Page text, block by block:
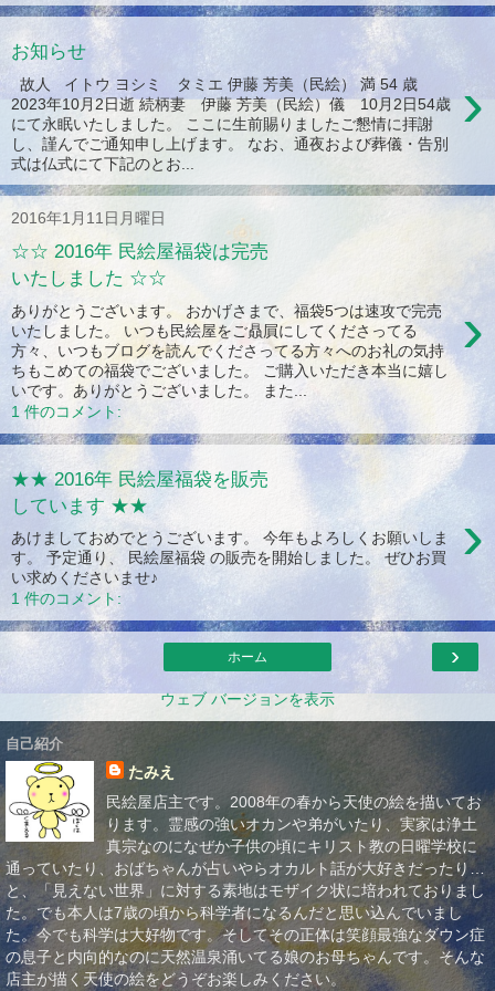
お知らせ
›
故人 イトウ ヨシミ タミエ 伊藤 芳美（民絵） 満 54 歳
2023年10月2日逝 続柄妻 伊藤 芳美（民絵）儀 10月2日54歳
にて永眠いたしました。 ここに生前賜りましたご懇情に拝謝
し、謹んでご通知申し上げます。 なお、通夜および葬儀・告別
式は仏式にて下記のとお...
2016年1月11日月曜日
☆☆ 2016年 民絵屋福袋は完売
いたしました ☆☆
›
ありがとうございます。 おかげさまで、福袋5つは速攻で完売
いたしました。 いつも民絵屋をご贔屓にしてくださってる
方々、いつもブログを読んでくださってる方々へのお礼の気持
ちもこめての福袋でございました。 ご購入いただき本当に嬉し
いです。ありがとうございました。 また...
1 件のコメント:
★★ 2016年 民絵屋福袋を販売
しています ★★
›
あけましておめでとうございます。 今年もよろしくお願いしま
す。 予定通り、 民絵屋福袋 の販売を開始しました。 ぜひお買
い求めくださいませ♪
1 件のコメント:
›
ホーム
ウェブ バージョンを表示
自己紹介
たみえ
民絵屋店主です。2008年の春から天使の絵を描いてお
ります。霊感の強いオカンや弟がいたり、実家は浄土
真宗なのになぜか子供の頃にキリスト教の日曜学校に
通っていたり、おばちゃんが占いやらオカルト話が大好きだったり…
と、「見えない世界」に対する素地はモザイク状に培われておりまし
た。でも本人は7歳の頃から科学者になるんだと思い込んでいまし
た。今でも科学は大好物です。そしてその正体は笑顔最強なダウン症
の息子と内向的なのに天然温泉涌いてる娘のお母ちゃんです。そんな
店主が描く天使の絵をどうぞお楽しみください。